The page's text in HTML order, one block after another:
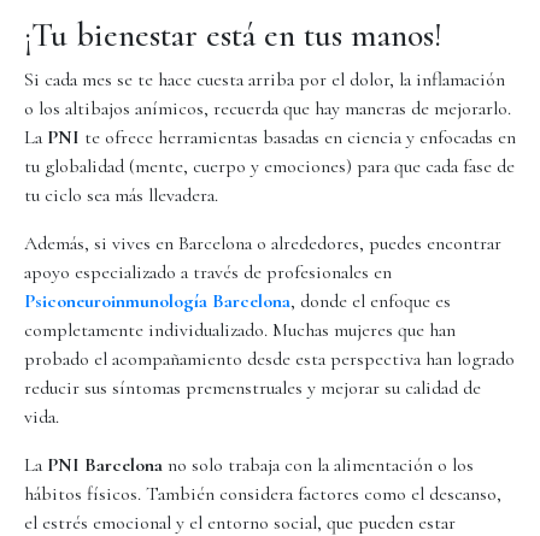
¡Tu bienestar está en tus manos!
Si cada mes se te hace cuesta arriba por el dolor, la inflamación
o los altibajos anímicos, recuerda que hay maneras de mejorarlo.
La PNI te ofrece herramientas basadas en ciencia y enfocadas en
tu globalidad (mente, cuerpo y emociones) para que cada fase de
tu ciclo sea más llevadera.
Además, si vives en Barcelona o alrededores, puedes encontrar
apoyo especializado a través de profesionales en
Psiconeuroinmunología Barcelona, donde el enfoque es
completamente individualizado. Muchas mujeres que han
probado el acompañamiento desde esta perspectiva han logrado
reducir sus síntomas premenstruales y mejorar su calidad de
vida.
La PNI Barcelona no solo trabaja con la alimentación o los
hábitos físicos. También considera factores como el descanso,
el estrés emocional y el entorno social, que pueden estar